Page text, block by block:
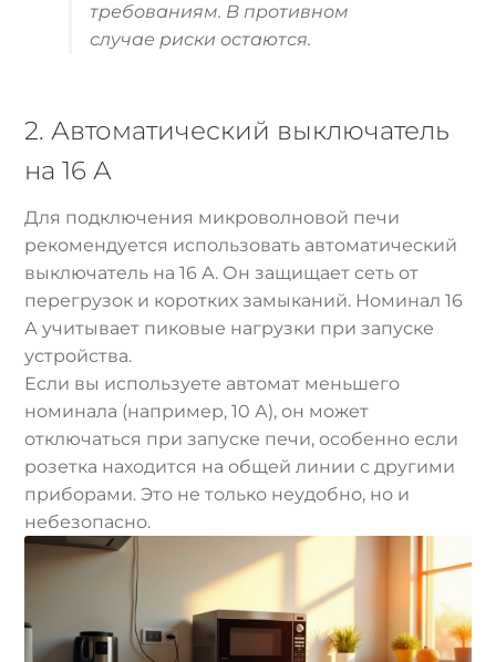
требованиям. В противном
случае риски остаются.
2. Автоматический выключатель
на 16 А
Для подключения микроволновой печи
рекомендуется использовать автоматический
выключатель на 16 А. Он защищает сеть от
перегрузок и коротких замыканий. Номинал 16
А учитывает пиковые нагрузки при запуске
устройства.
Если вы используете автомат меньшего
номинала (например, 10 А), он может
отключаться при запуске печи, особенно если
розетка находится на общей линии с другими
приборами. Это не только неудобно, но и
небезопасно.